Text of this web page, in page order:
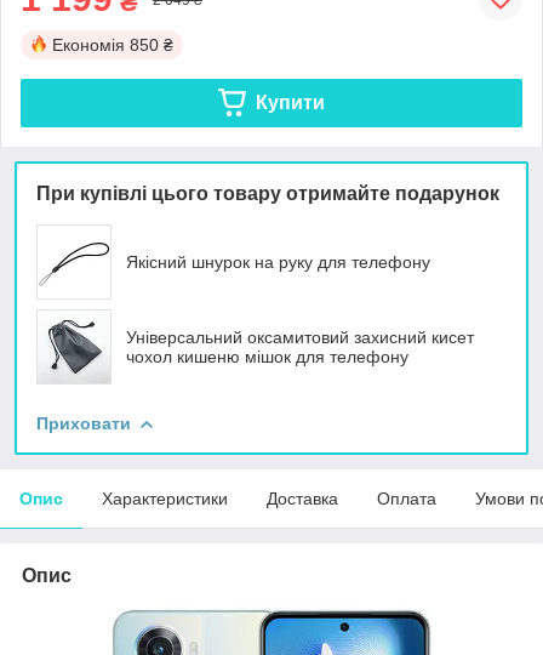
Економія 850 ₴
Купити
При купівлі цього товару отримайте подарунок
Якісний шнурок на руку для телефону
Універсальний оксамитовий захисний кисет
чохол кишеню мішок для телефону
Приховати
Опис Характеристики Доставка Оплата Умови
Опис